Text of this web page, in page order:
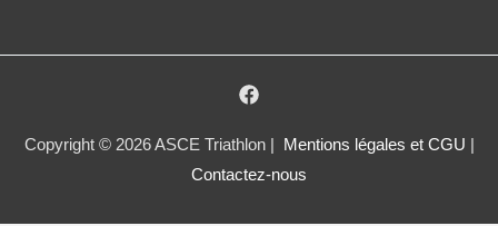
Copyright © 2026 ASCE Triathlon | Mentions légales et CGU
Contactez-nous